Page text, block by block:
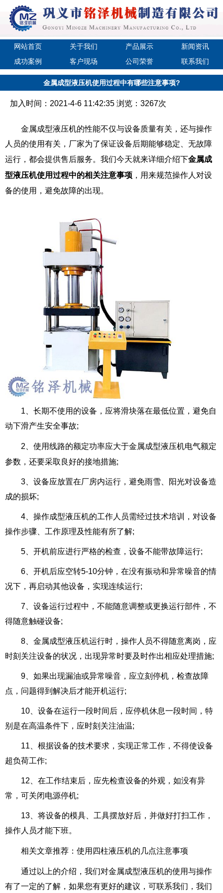
网站首页 关于我们 产品展示
新闻资讯
成功案例
客户现场 公司荣誉 联系我们
金属成型液压机使用过程中有哪些注意事项?
加入时间：2021-4-6 11:42:35 浏览：3267次
金属成型液压机的性能不仅与设备质量有关，还与操作
人员的使用有关，厂家为了保证设备后期能够稳定、无故障
运行，都会提供售后服务。我们今天就来详细介绍下金属成
型液压机使用过程中的相关注意事项 ，用来规范操作人对设
备的使用，避免故障的出现。
1、长期不使用的设备，应将滑块落在最低位置，避免自
动下滑产生安全事故;
2、使用线路的额定功率应大于金属成型液压机电气额定
参数，还要采取良好的接地措施;
3、设备应放置在厂房内运行，避免雨雪、阳光对设备造
成的损坏;
4、操作成型液压机的工作人员需经过技术培训，对设备
操作步骤、工作原理及性能有所了解;
5、开机前应进行严格的检查，设备不能带故障运行;
6、开机后应空转5-10分钟，在没有振动和异常噪音的情
况下，再启动其他设备，实现连续运行;
7、设备运行过程中，不能随意调整或更换运行部件，不
得随意触碰设备;
8、金属成型液压机运行时，操作人员不得随意离岗，应
时刻关注设备的状况，出现异常时要及时作出相应处理措施;
9、如果出现漏油或异常噪音，应立刻停机，检查故障
点，问题得到解决后才能开机运行;
10、设备在运行一段时间后，应停机休息一段时间，特
别是在高温条件下，应时刻关注油温;
11、根据设备的技术要求，实现正常工作，不得使设备
超负荷工作;
12、在工作结束后，应先检查设备的外观，如没有异
常，可关闭电源停机;
13、将设备的模具、工具摆放好后，并做好打扫工作，
操作人员才能下班。
相关文章推荐： 使用四柱液压机的几点注意事项
通过以上的介绍，我们对金属成型液压机的使用与操作
有了一定的了解，如果您有更好的建议，可联系我们，我们